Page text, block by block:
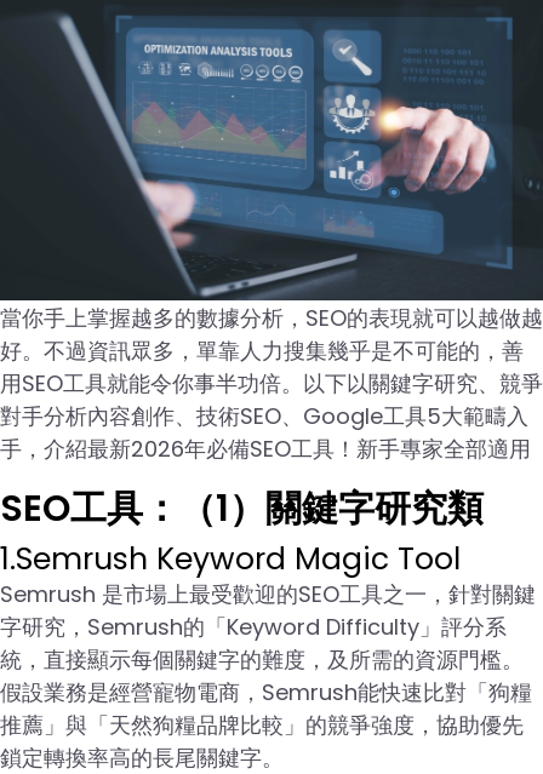
當你手上掌握越多的數據分析，SEO的表現就可以越做越
好。不過資訊眾多，單靠人力搜集幾乎是不可能的，善
用SEO工具就能令你事半功倍。以下以關鍵字研究、競爭
對手分析內容創作、技術SEO、Google工具5大範疇入
手，介紹最新2026年必備SEO工具！新手專家全部適用
SEO工具：（1）關鍵字研究類
1.Semrush Keyword Magic Tool
Semrush 是市場上最受歡迎的SEO工具之一，針對關鍵
字研究，Semrush的「Keyword Difficulty」評分系
統，直接顯示每個關鍵字的難度，及所需的資源門檻。
假設業務是經營寵物電商，Semrush能快速比對「狗糧
推薦」與「天然狗糧品牌比較」的競爭強度，協助優先
鎖定轉換率高的長尾關鍵字。